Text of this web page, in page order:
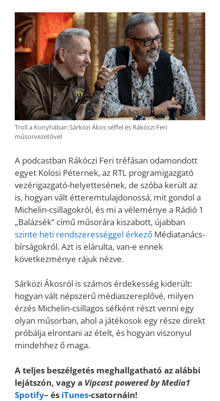
Troll a Konyhában Sárközi Ákos séffel és Rákóczi Feri
műsorvezetővel
A podcastban Rákóczi Feri tréfásan odamondott
egyet Kolosi Péternek, az RTL programigazgató
vezérigazgató-helyettesének, de szóba került az
is, hogyan vált étteremtulajdonossá, mit gondol a
Michelin-csillagokról, és mi a véleménye a Rádió 1
„Balázsék” című műsorára kiszabott, újabban
szinte heti rendszerességgel érkező Médiatanács-
bírságokról. Azt is elárulta, van-e ennek
következménye rájuk nézve.
Sárközi Ákosról is számos érdekesség kiderült:
hogyan vált népszerű médiaszereplővé, milyen
érzés Michelin-csillagos séfként részt venni egy
olyan műsorban, ahol a játékosok egy része direkt
próbálja elrontani az ételt, és hogyan viszonyul
mindehhez ő maga.
A teljes beszélgetés meghallgatható az alábbi
lejátszón, vagy a Vipcast powered by Media1
Spotify– és iTunes-csatornáin!